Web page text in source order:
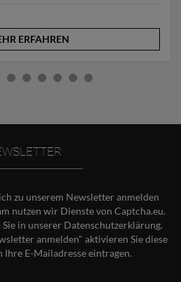
ERFAHREN
zu unserem Newsletter anmelden
nutzen wir Dienste von Captcha.eu.
in unserer Datenschutzerklärung.
anmelden" aktivieren Sie diese
Ihre E-Mailadresse eintragen.